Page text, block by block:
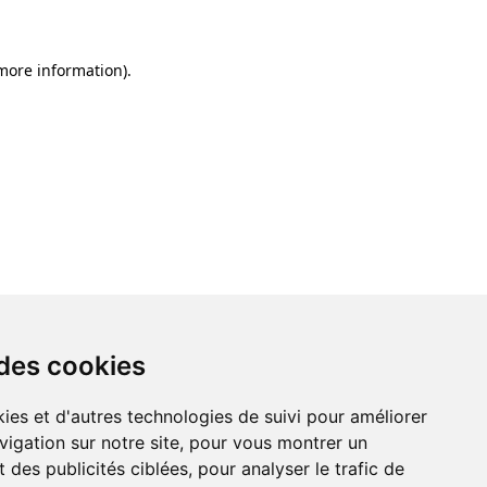
cookies
et d'autres technologies de suivi pour améliorer
sur notre site, pour vous montrer un
des publicités ciblées, pour analyser le trafic de
information).